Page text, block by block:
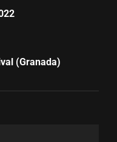
(Granada)